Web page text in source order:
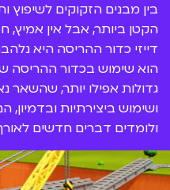
בין מבנים הזקוקים לשיפוץ
הקטן ביותר, אבל אין אמיץ,
דייזי כדור ההריסה היא
הוא שימוש בכדור ההריסה
גדולות אפילו יותר, שהשאר
ושימוש ביצירתיות
ולומדים דברים חדשים